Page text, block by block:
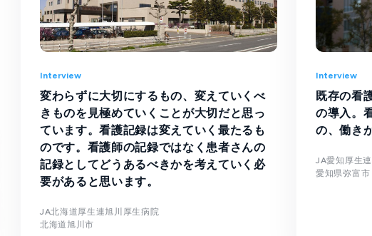
Interview
変わらずに大切にするもの、変えていくべ
きものを見極めていくことが大切だと思っ
ています。看護記録は変えていく最たるも
のです。看護師の記録ではなく患者さんの
記録としてどうあるべきかを考えていく必
要があると思います。
JA北海道厚生連旭川厚生病院
北海道旭川市
Interview
既存の看
の導入。
の、働き
JA愛知厚生
愛知県弥富市